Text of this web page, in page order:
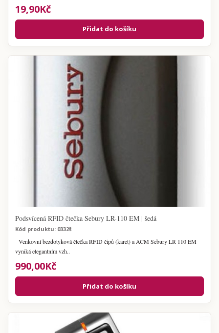
19,90Kč
Přidat do košíku
Podsvícená RFID čtečka Sebury LR-110 EM | šedá
Kód produktu: 0332š
Venkovní bezdotyková čtečka RFID čipů (karet) a ACM Sebury LR 110 EM
vyniká elegantním vzh..
990,00Kč
Přidat do košíku